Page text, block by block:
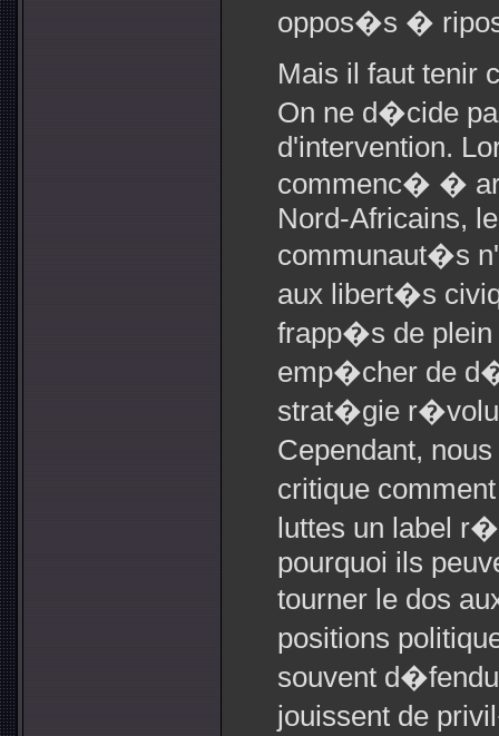
oppos�s �
Mais il faut tenir
On ne d�cide
d'intervention.
commenc� �
Nord-Africains,
communaut�s
aux libert�s
frapp�s de plein
emp�cher de
strat�gie
Cependant,
critique
luttes un label
pourquoi ils
tourner le dos
positions
souvent
jouissent de